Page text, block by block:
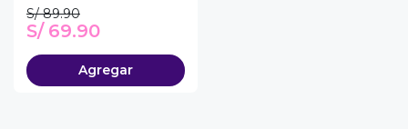
S/ 89.90
S/ 69.90
Agregar